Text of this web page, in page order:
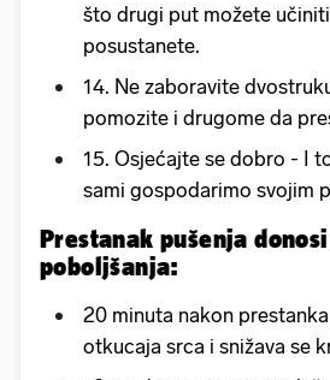
što drugi put možete
posustanete.
14. Ne zaboravite
pomozite i drugome da
15. Osjećajte se dobro - I
sami gospodarimo svojim
Prestanak pušenja
poboljšanja:
20 minuta nakon
otkucaja srca i snižava se